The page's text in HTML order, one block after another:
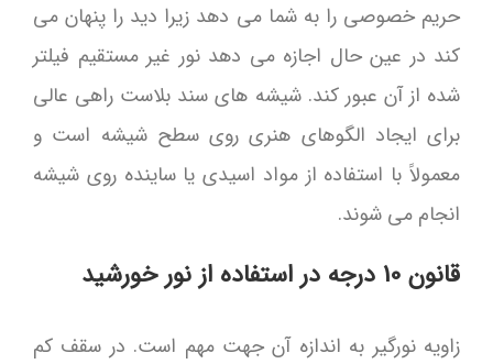
حریم خصوصی را به شما می دهد زیرا دید را پنهان می
کند در عین حال اجازه می دهد نور غیر مستقیم فیلتر
شده از آن عبور کند. شیشه های سند بلاست راهی عالی
برای ایجاد الگوهای هنری روی سطح شیشه است و
معمولاً با استفاده از مواد اسیدی یا ساینده روی شیشه
انجام می شوند.
قانون 10 درجه در استفاده از نور خورشید
زاویه نورگیر به اندازه آن جهت مهم است. در سقف کم